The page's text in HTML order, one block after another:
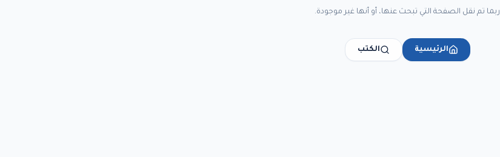
ربما تم نقل الصفحة التي تبحث عنها، أو أنها غير موجودة.
الرئيسية الكتب